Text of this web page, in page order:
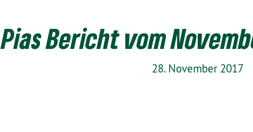
Pias Bericht vom
28. November 2017